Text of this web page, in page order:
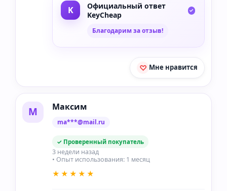
Официальный ответ
KeyCheap
Благодарим за отзыв!
Мне нравится
М Максим
ma***@mail.ru
✓ Проверенный покупатель
3 недели назад
• Опыт использования: 1 месяц
★★★★★